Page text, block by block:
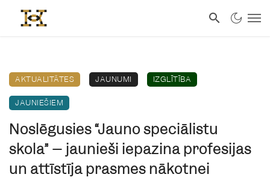
AKTUALITĀTES JAUNUMI IZGLĪTĪBA
JAUNIEŠIEM
Noslēgusies “Jauno speciālistu
skola” – jaunieši iepazina profesijas
un attīstīja prasmes nākotnei